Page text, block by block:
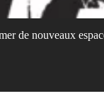
de nouveaux